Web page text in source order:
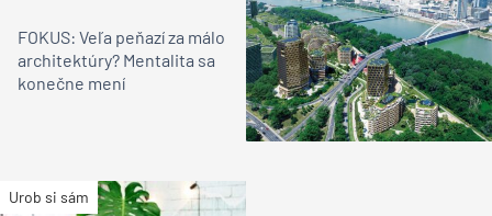
FOKUS: Veľa peňazí za málo
architektúry? Mentalita sa
konečne mení
Urob si sám